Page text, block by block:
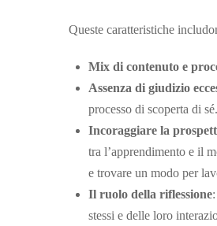
Queste caratteristiche
Mix di contenuto e
Assenza di giudizio
processo di scoperta di sé.
Incoraggiare la
tra l’apprendimento e il
e trovare un modo per
Il ruolo della riflessione
stessi e delle loro